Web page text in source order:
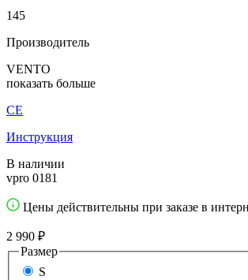
145
Производитель
VENTO
показать больше
CE
Инструкция
В наличии
vpro 0181
Цены действительны при заказе в
2 990 ₽
Размер
S